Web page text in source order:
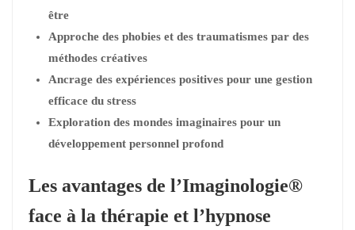
être
Approche des phobies et des traumatismes par des
méthodes créatives
Ancrage des expériences positives pour une gestion
efficace du stress
Exploration des mondes imaginaires pour un
développement personnel profond
Les avantages de l’Imaginologie®
face à la thérapie et l’hypnose